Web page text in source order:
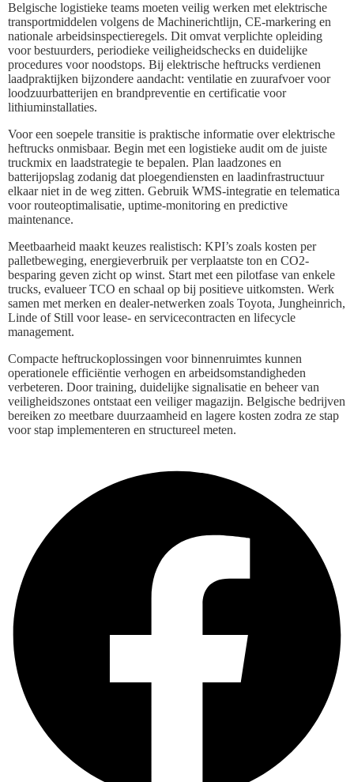
Belgische logistieke teams moeten veilig werken met elektrische
transportmiddelen volgens de Machinerichtlijn, CE-markering en
nationale arbeidsinspectieregels. Dit omvat verplichte opleiding
voor bestuurders, periodieke veiligheidschecks en duidelijke
procedures voor noodstops. Bij elektrische heftrucks verdienen
laadpraktijken bijzondere aandacht: ventilatie en zuurafvoer voor
loodzuurbatterijen en brandpreventie en certificatie voor
lithiuminstallaties.
Voor een soepele transitie is praktische informatie over elektrische
heftrucks onmisbaar. Begin met een logistieke audit om de juiste
truckmix en laadstrategie te bepalen. Plan laadzones en
batterijopslag zodanig dat ploegendiensten en laadinfrastructuur
elkaar niet in de weg zitten. Gebruik WMS-integratie en telematica
voor routeoptimalisatie, uptime-monitoring en predictive
maintenance.
Meetbaarheid maakt keuzes realistisch: KPI’s zoals kosten per
palletbeweging, energieverbruik per verplaatste ton en CO2-
besparing geven zicht op winst. Start met een pilotfase van enkele
trucks, evalueer TCO en schaal op bij positieve uitkomsten. Werk
samen met merken en dealer-netwerken zoals Toyota, Jungheinrich,
Linde of Still voor lease- en servicecontracten en lifecycle
management.
Compacte heftruckoplossingen voor binnenruimtes kunnen
operationele efficiëntie verhogen en arbeidsomstandigheden
verbeteren. Door training, duidelijke signalisatie en beheer van
veiligheidszones ontstaat een veiliger magazijn. Belgische bedrijven
bereiken zo meetbare duurzaamheid en lagere kosten zodra ze stap
voor stap implementeren en structureel meten.